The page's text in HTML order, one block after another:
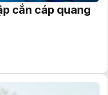
cắn cáp quang